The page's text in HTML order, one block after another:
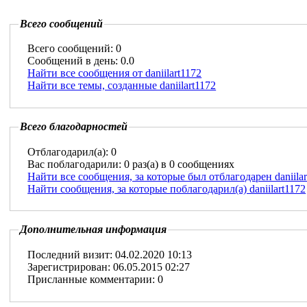
Всего сообщений
Всего сообщений: 0
Сообщений в день: 0.0
Найти все сообщения от daniilart1172
Найти все темы, созданные daniilart1172
Всего благодарностей
Отблагодарил(а): 0
Вас поблагодарили: 0 раз(а) в 0 сообщениях
Найти все сообщения, за которые был отблагодарен
Найти сообщения, за которые поблагодарил(а) daniilart1172
Дополнительная информация
Последний визит: 04.02.2020 10:13
Зарегистрирован: 06.05.2015 02:27
Присланные комментарии: 0